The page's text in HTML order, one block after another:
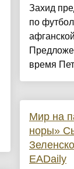
Захид
по
время
Мир на
норы»
EADaily